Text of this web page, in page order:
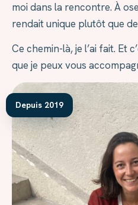
moi dans la rencontre. À
rendait unique plutôt que
Ce chemin-là, je l’ai fait. Et
que je peux vous
Depuis 2019